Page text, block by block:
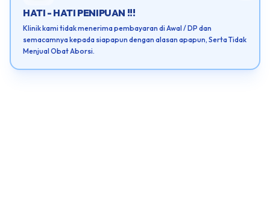
HATI - HATI PENIPUAN !!!
Klinik kami tidak menerima pembayaran di Awal / DP dan
semacamnya kepada siapapun dengan alasan apapun, Serta Tidak
Menjual Obat Aborsi.